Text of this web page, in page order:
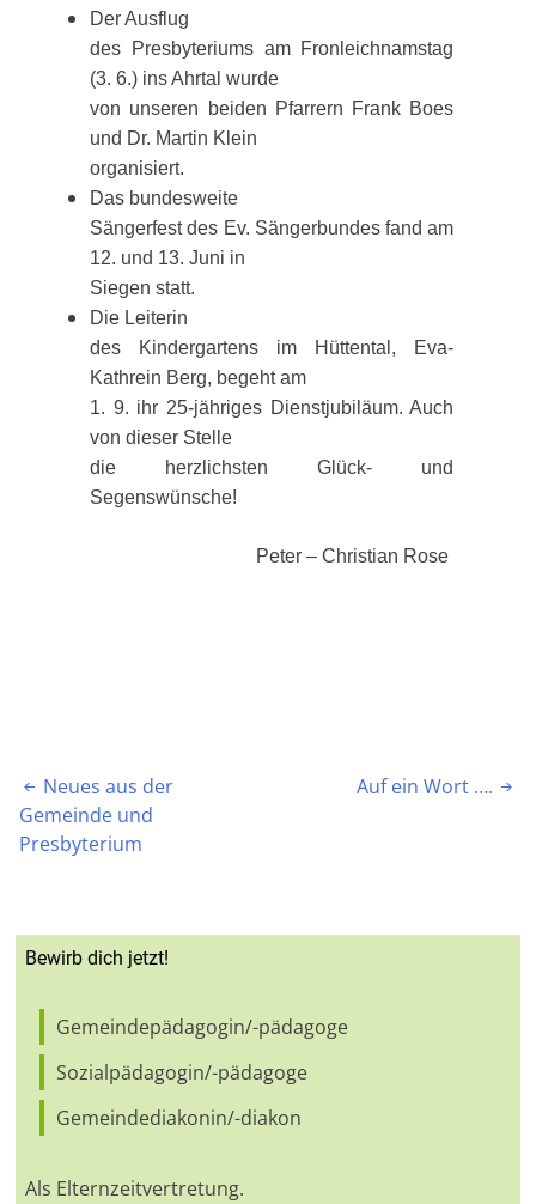
Der Ausflug
des Presbyteriums am Fronleichnamstag
(3. 6.) ins Ahrtal wurde
von unseren beiden Pfarrern Frank Boes
und Dr. Martin Klein
organisiert.
Das bundesweite
Sängerfest des Ev. Sängerbundes fand am
12. und 13. Juni in
Siegen statt.
Die Leiterin
des Kindergartens im Hüttental, Eva-
Kathrein Berg, begeht am
1. 9. ihr 25-jähriges Dienstjubiläum. Auch
von dieser Stelle
die herzlichsten Glück- und
Segenswünsche!
Peter – Christian Rose
Beitragsnavigation
 Neues aus der
Gemeinde und
Presbyterium
Auf ein Wort …. 
Bewirb dich jetzt!
Gemeindepädagogin/-pädagoge
Sozialpädagogin/-pädagoge
Gemeindediakonin/-diakon
Als Elternzeitvertretung.